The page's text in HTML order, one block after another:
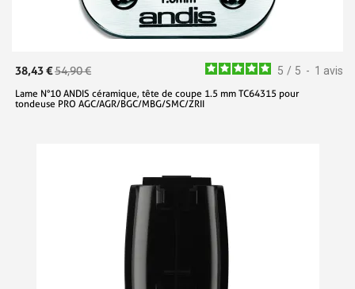
5 / 5 - 1 avis
38,43 €54,90 €
Lame N°10 ANDIS céramique, tête de coupe 1.5 mm TC64315 pour
tondeuse PRO AGC/AGR/BGC/MBG/SMC/ZRII